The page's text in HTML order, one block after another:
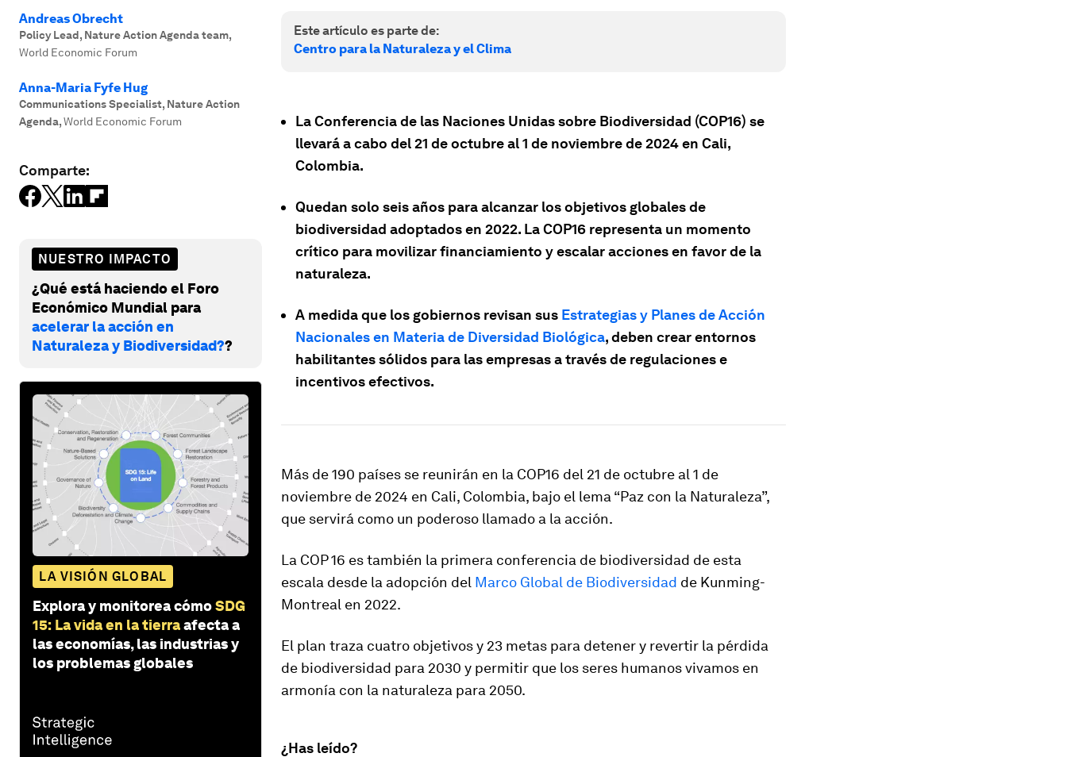
Andreas Obrecht
Policy Lead, Nature Action Agenda team,
World Economic Forum
Anna-Maria Fyfe Hug
Communications Specialist, Nature Action
Agenda,World Economic Forum
Comparte:
NUESTRO IMPACTO
¿Qué está haciendo el Foro
Económico Mundial para
acelerar la acción en
Naturaleza y Biodiversidad??
LA VISIÓN GLOBAL
Explora y monitorea cómoSDG
15: La vida en la tierraafecta a
las economías, las industrias y
los problemas globales
Este artículo es parte de:
Centro para la Naturaleza y el Clima
La Conferencia de las Naciones Unidas sobre Biodiversidad (COP16) se
llevará a cabo del 21 de octubre al 1 de noviembre de 2024 en Cali,
Colombia.
Quedan solo seis años para alcanzar los objetivos globales de
biodiversidad adoptados en 2022. La COP16 representa un momento
crítico para movilizar financiamiento y escalar acciones en favor de la
naturaleza.
A medida que los gobiernos revisan sus Estrategias y Planes de Acción
Nacionales en Materia de Diversidad Biológica, deben crear entornos
habilitantes sólidos para las empresas a través de regulaciones e
incentivos efectivos.
Más de 190 países se reunirán en la COP16 del 21 de octubre al 1 de
noviembre de 2024 en Cali, Colombia, bajo el lema “Paz con la Naturaleza”,
que servirá como un poderoso llamado a la acción.
La COP 16 es también la primera conferencia de biodiversidad de esta
escala desde la adopción del Marco Global de Biodiversidad de Kunming-
Montreal en 2022.
El plan traza cuatro objetivos y 23 metas para detener y revertir la pérdida
de biodiversidad para 2030 y permitir que los seres humanos vivamos en
armonía con la naturaleza para 2050.
¿Has leído?